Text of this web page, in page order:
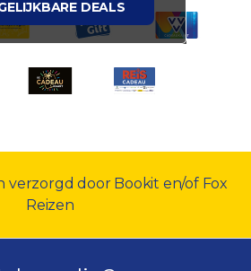
DEALS
verzorgd door Bookit en/of Fox
Reizen